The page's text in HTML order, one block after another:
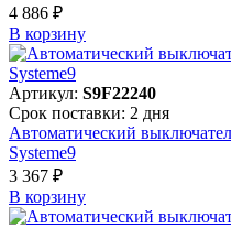
4 886 ₽
В корзинy
Артикул: S9F22240
Срок поставки: 2 дня
Автоматический
Systeme9
3 367 ₽
В корзинy